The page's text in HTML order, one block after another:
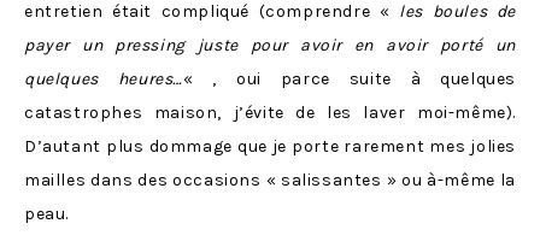
entretien était compliqué (comprendre « les boules de
payer un pressing juste pour avoir en avoir porté un
quelques heures…« , oui parce suite à quelques
catastrophes maison, j’évite de les laver moi-même).
D’autant plus dommage que je porte rarement mes jolies
mailles dans des occasions « salissantes » ou à-même la
peau.